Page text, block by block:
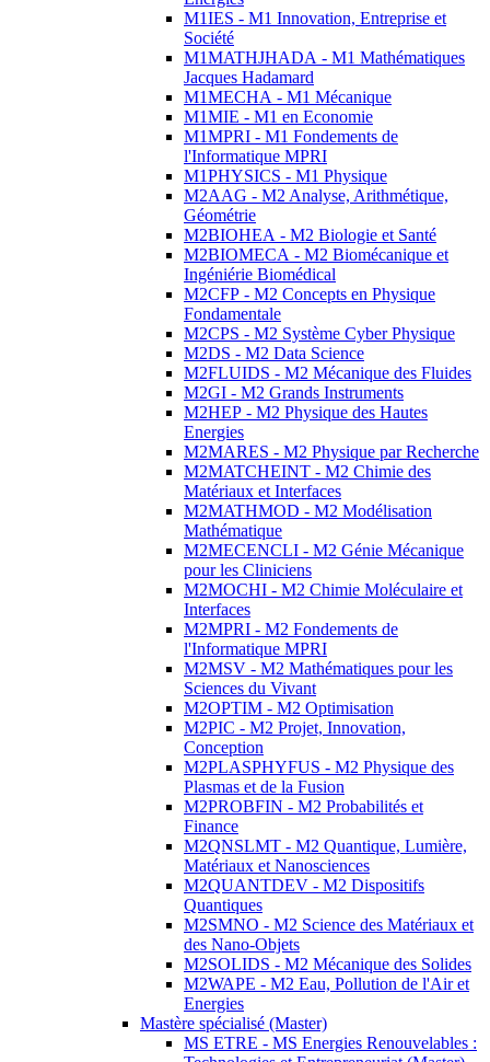
M1IES - M1 Innovation, Entreprise et
Société
M1MATHJHADA - M1 Mathématiques
Jacques Hadamard
M1MECHA - M1 Mécanique
M1MIE - M1 en Economie
M1MPRI - M1 Fondements de
l'Informatique MPRI
M1PHYSICS - M1 Physique
M2AAG - M2 Analyse, Arithmétique,
Géométrie
M2BIOHEA - M2 Biologie et Santé
M2BIOMECA - M2 Biomécanique et
Ingéniérie Biomédical
M2CFP - M2 Concepts en Physique
Fondamentale
M2CPS - M2 Système Cyber Physique
M2DS - M2 Data Science
M2FLUIDS - M2 Mécanique des Fluides
M2GI - M2 Grands Instruments
M2HEP - M2 Physique des Hautes
Energies
M2MARES - M2 Physique par Recherche
M2MATCHEINT - M2 Chimie des
Matériaux et Interfaces
M2MATHMOD - M2 Modélisation
Mathématique
M2MECENCLI - M2 Génie Mécanique
pour les Cliniciens
M2MOCHI - M2 Chimie Moléculaire et
Interfaces
M2MPRI - M2 Fondements de
l'Informatique MPRI
M2MSV - M2 Mathématiques pour les
Sciences du Vivant
M2OPTIM - M2 Optimisation
M2PIC - M2 Projet, Innovation,
Conception
M2PLASPHYFUS - M2 Physique des
Plasmas et de la Fusion
M2PROBFIN - M2 Probabilités et
Finance
M2QNSLMT - M2 Quantique, Lumière,
Matériaux et Nanosciences
M2QUANTDEV - M2 Dispositifs
Quantiques
M2SMNO - M2 Science des Matériaux et
des Nano-Objets
M2SOLIDS - M2 Mécanique des Solides
M2WAPE - M2 Eau, Pollution de l'Air et
Energies
Mastère spécialisé (Master)
MS ETRE - MS Energies Renouvelables :